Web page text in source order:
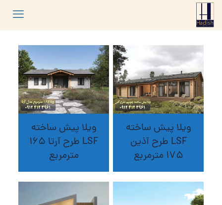
ویلا پیش ساخته
LSF طرح آذین
175 مترمربع
ویلا پیش ساخته
LSF طرح آرتا 165
مترمربع